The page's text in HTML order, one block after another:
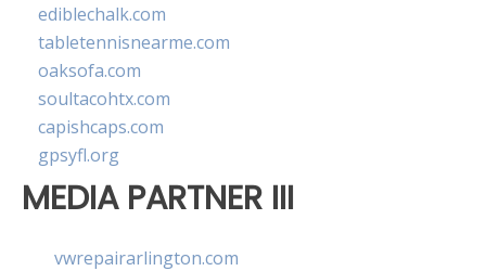
ediblechalk.com
tabletennisnearme.com
oaksofa.com
soultacohtx.com
capishcaps.com
gpsyfl.org
MEDIA PARTNER III
vwrepairarlington.com